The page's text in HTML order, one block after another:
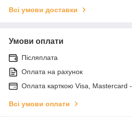
Всі умови доставки
Умови оплати
Післяплата
Оплата на рахунок
Оплата карткою Visa, Mastercard
Всі умови оплати